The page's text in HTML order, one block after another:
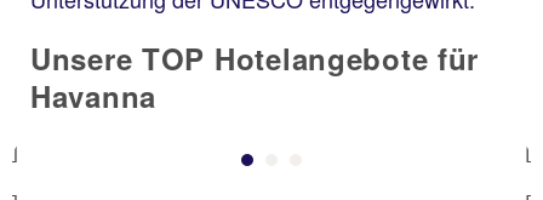
Unsere TOP Hotelangebote für
Havanna
Previous